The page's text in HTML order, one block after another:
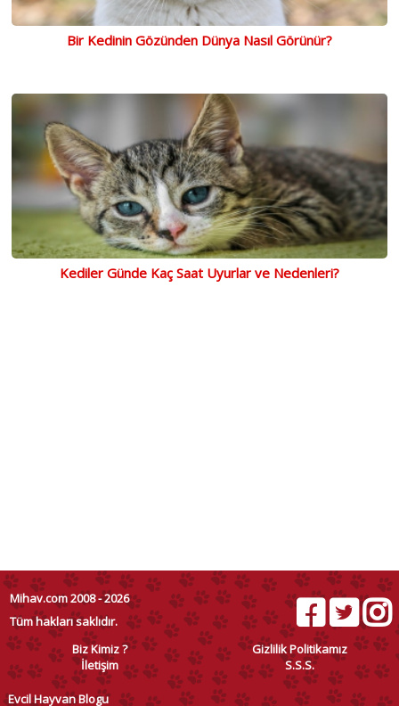
Bir Kedinin Gözünden Dünya Nasıl Görünür?
Kediler Günde Kaç Saat Uyurlar ve Nedenleri?
Mihav.com 2008 - 2026
Tüm hakları saklıdır.
Biz Kimiz ?
Gizlilik Politikamız
İletişim
S.S.S.
Evcil Hayvan Blogu